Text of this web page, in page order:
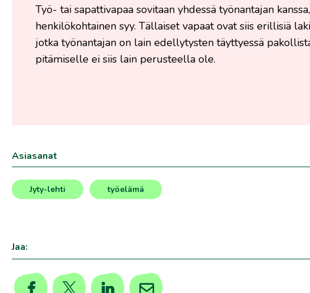
Työ- tai sapattivapaa sovitaan yhdessä työnantajan
henkilökohtainen syy. Tällaiset vapaat ovat siis erillisiä
jotka työnantajan on lain edellytysten täyttyessä
pitämiselle ei siis lain perusteella ole.
Asiasanat
Jyty-lehti työelämä
Jaa: